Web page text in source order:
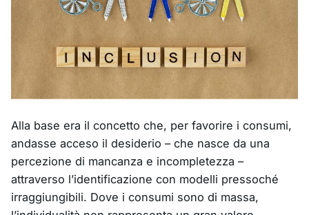
Alla base era il concetto che, per favorire i consumi,
andasse acceso il desiderio – che nasce da una
percezione di mancanza e incompletezza –
attraverso l’identificazione con modelli pressoché
irraggiungibili. Dove i consumi sono di massa,